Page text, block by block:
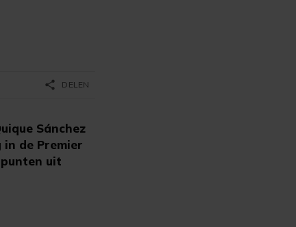
Sánchez
de Premier
uit
share DELEN